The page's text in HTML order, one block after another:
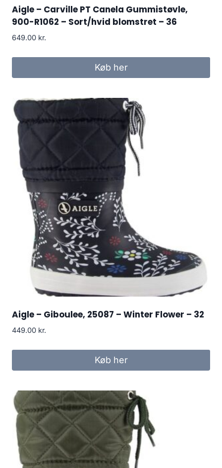
Aigle – Carville PT Canela Gummistøvle,
900-R1062 – Sort/hvid blomstret – 36
649.00 kr.
Køb her
Aigle – Giboulee, 25087 – Winter Flower – 32
449.00 kr.
Køb her